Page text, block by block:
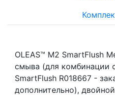
OLEAS™ M2 SmartFlush
смыва (для комбинации
SmartFlush R018667 -
дополнительно),